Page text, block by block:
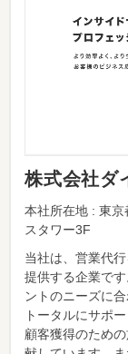
株式会社ダ
本社所在地 : 東
スタワー3F
当社は、営業代
提供する企業で
ントのニーズに
トータルにサポ
顧客獲得のため